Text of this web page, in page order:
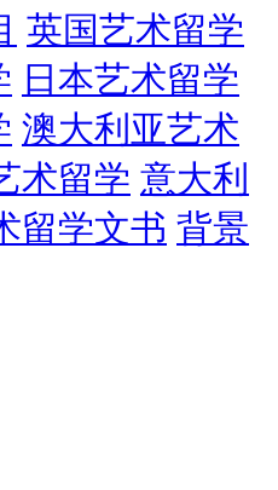
英国艺术留学
日本艺术留学
澳大利亚艺术
术留学 意大利
留学文书 背景